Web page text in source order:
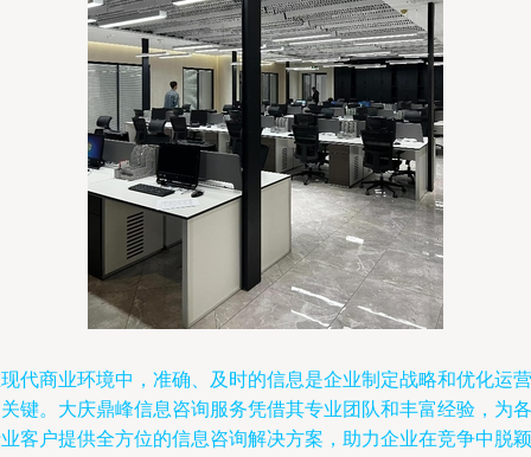
代商业环境中，准确、及时的信息是企业制定战略和优化运营
键。大庆鼎峰信息咨询服务凭借其专业团队和丰富经验，为各
客户提供全方位的信息咨询解决方案，助力企业在竞争中脱颖